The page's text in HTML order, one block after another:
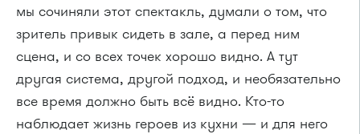
мы сочиняли этот спектакль, думали о том, что
зритель привык сидеть в зале, а перед ним
сцена, и со всех точек хорошо видно. А тут
другая система, другой подход, и необязательно
все время должно быть всё видно. Кто-то
наблюдает жизнь героев из кухни — и для него